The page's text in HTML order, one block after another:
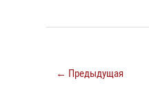
← Предыдущая